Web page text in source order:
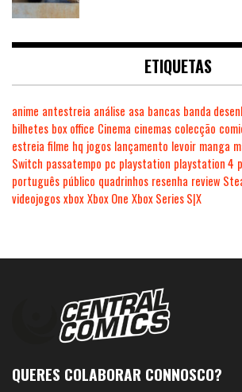
ETIQUETAS
anime antestreia análise asa bancas banda
bilhetes box office Cinema cinemas colecção
estreia filme hq jogos lançamento levoir manga
Switch passatempo pc playstation playstation 4
português público quadrinhos resenha review
videojogosxboxXbox One Xbox Series S|X
QUERES COLABORAR CONNOSCO?